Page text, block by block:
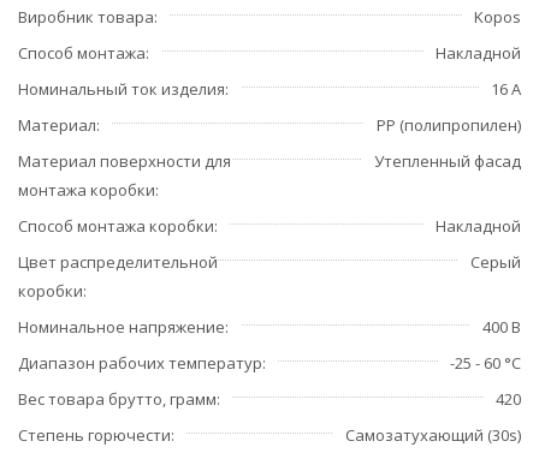
Виробник товара
Kopos
Способ монтажа
Накладной
Номинальный ток изделия
16 A
Материал
PP (полипропилен)
Материал поверхности для
монтажа коробки
Утепленный фасад
Способ монтажа коробки
Накладной
Цвет распределительной
коробки
Серый
Номинальное напряжение
400 В
Диапазон рабочих температур
-25 - 60 °C
Вес товара брутто, грамм
420
Степень горючести
Самозатухающий (30s)